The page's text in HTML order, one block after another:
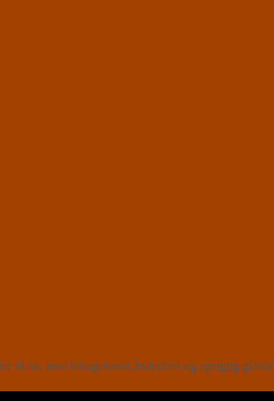
til os, med tilbageholdt åndedræt og oprigtig